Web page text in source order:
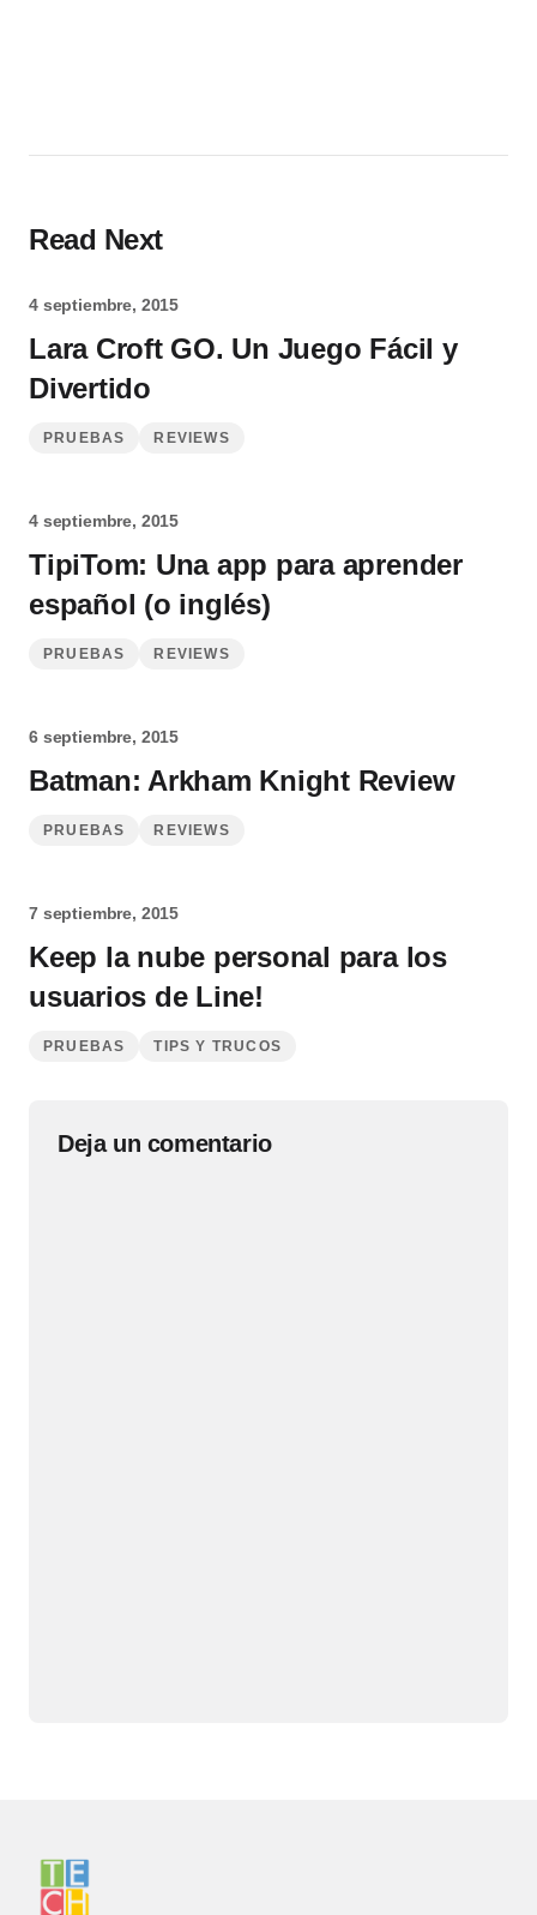
Read Next
4 septiembre, 2015
Lara Croft GO. Un Juego Fácil y
Divertido
PRUEBAS REVIEWS
4 septiembre, 2015
TipiTom: Una app para aprender
español (o inglés)
PRUEBAS REVIEWS
6 septiembre, 2015
Batman: Arkham Knight Review
PRUEBAS REVIEWS
7 septiembre, 2015
Keep la nube personal para los
usuarios de Line!
PRUEBAS TIPS Y TRUCOS
Deja un comentario